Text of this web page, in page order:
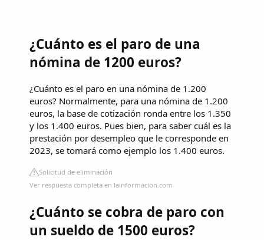
¿Cuánto es el paro de una
nómina de 1200 euros?
¿Cuánto es el paro en una nómina de 1.200
euros? Normalmente, para una nómina de 1.200
euros, la base de cotización ronda entre los 1.350
y los 1.400 euros. Pues bien, para saber cuál es la
prestación por desempleo que le corresponde en
2023, se tomará como ejemplo los 1.400 euros.
Solicitud de eliminación
Ver respuesta completa en lainformacion.com
¿Cuánto se cobra de paro con
un sueldo de 1500 euros?